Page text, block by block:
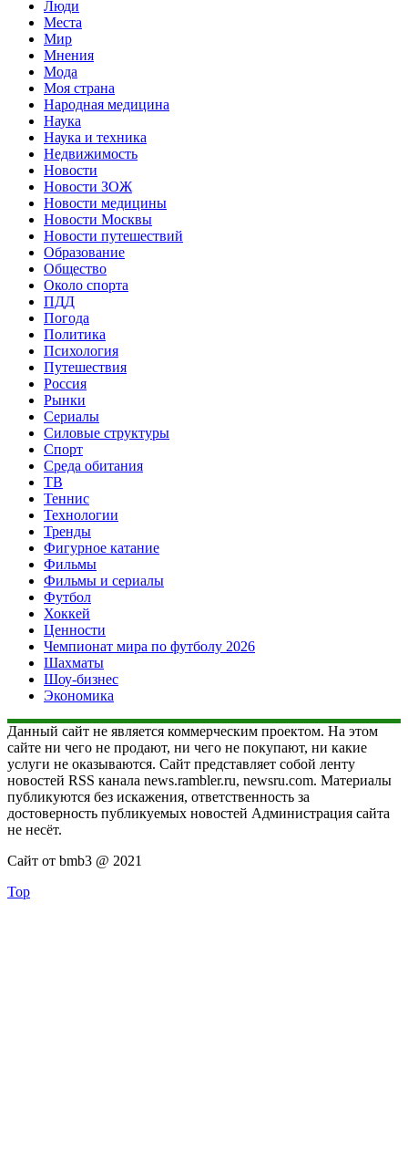
Люди
Места
Мир
Мнения
Мода
Моя страна
Народная медицина
Наука
Наука и техника
Недвижимость
Новости
Новости ЗОЖ
Новости медицины
Новости Москвы
Новости путешествий
Образование
Общество
Около спорта
ПДД
Погода
Политика
Психология
Путешествия
Россия
Рынки
Сериалы
Силовые структуры
Спорт
Среда обитания
ТВ
Теннис
Технологии
Тренды
Фигурное катание
Фильмы
Фильмы и сериалы
Футбол
Хоккей
Ценности
Чемпионат мира по футболу 2026
Шахматы
Шоу-бизнес
Экономика
Данный сайт не является коммерческим проектом. На этом
сайте ни чего не продают, ни чего не покупают, ни какие
услуги не оказываются. Сайт представляет собой ленту
новостей RSS канала news.rambler.ru, newsru.com. Материалы
публикуются без искажения, ответственность за
достоверность публикуемых новостей Администрация сайта
не несёт.
Сайт от bmb3 @ 2021
Top